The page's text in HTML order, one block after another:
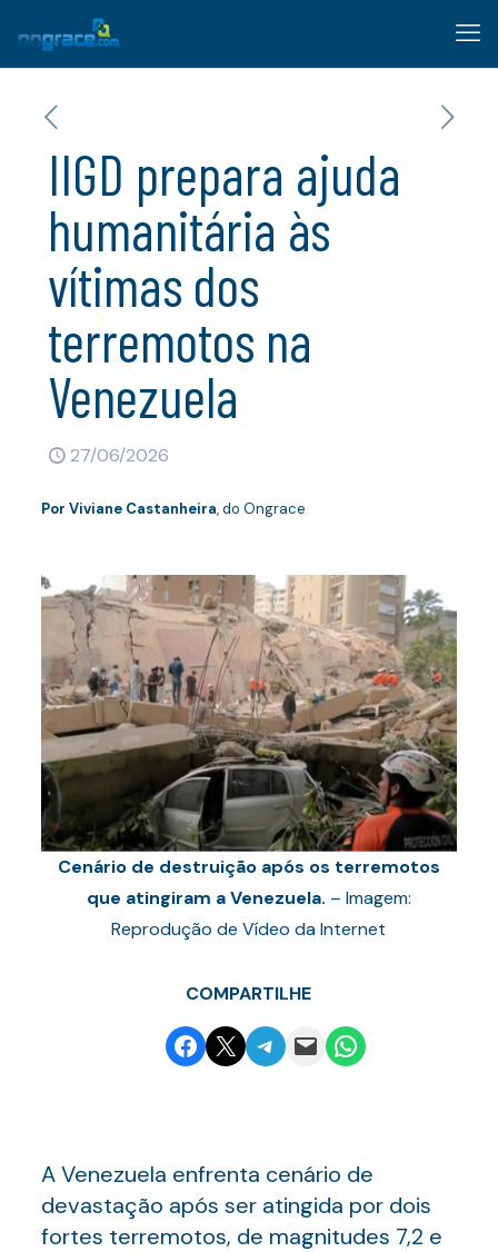
IIGD prepara ajuda
humanitária às
vítimas dos
terremotos na
Venezuela
27/06/2026
Por Viviane Castanheira, do Ongrace
Cenário de destruição após os terremotos
que atingiram a Venezuela. – Imagem:
Reprodução de Vídeo da Internet
COMPARTILHE
Share on Facebook
Email this PageShare on Telegram
Email this PageShare on WhatsApp
A Venezuela enfrenta cenário de
devastação após ser atingida por dois
fortes terremotos, de magnitudes 7,2 e